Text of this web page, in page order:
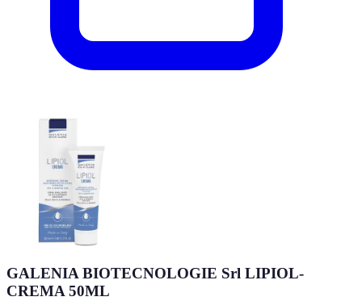
GALENIA BIOTECNOLOGIE Srl LIPIOL-
CREMA 50ML